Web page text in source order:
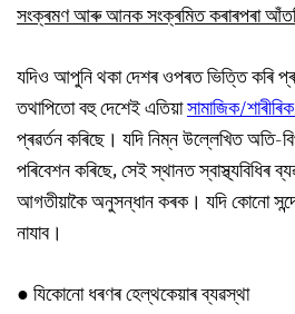
সংক্ৰমণ আৰু আনক সংক্ৰমিত কৰাৰপৰা
যদিও আপুনি থকা দেশৰ ওপৰত ভিত্তি কৰি
তথাপিতো বহু দেশেই এতিয়াসামাজিক/
প্ৰৱৰ্তন কৰিছে। যদি নিম্ন উল্লেখিত অতি-
পৰিবেশন কৰিছে, সেই স্থানত স্বাস্থ্যবিধিৰ
আগতীয়াকৈ অনুসন্ধান কৰক। যদি কোনো
নাযাব।
● যিকোনো ধৰণৰ হেল্থকেয়াৰ ব্যৱস্থা